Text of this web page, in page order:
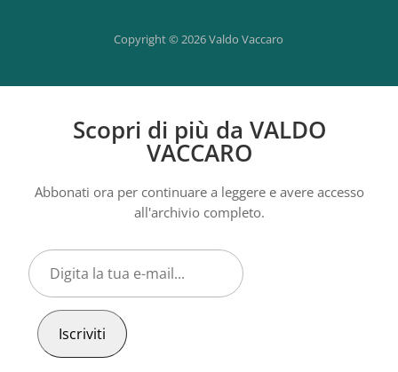
Copyright © 2026 Valdo Vaccaro
Scopri di più da VALDO
VACCARO
Abbonati ora per continuare a leggere e avere accesso
all'archivio completo.
Digita
la
tua
mail...Iscriviti